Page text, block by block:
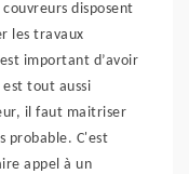
disposent
les travaux
important d’avoir
tout aussi
il faut maitriser
probable. C'est
appel à un